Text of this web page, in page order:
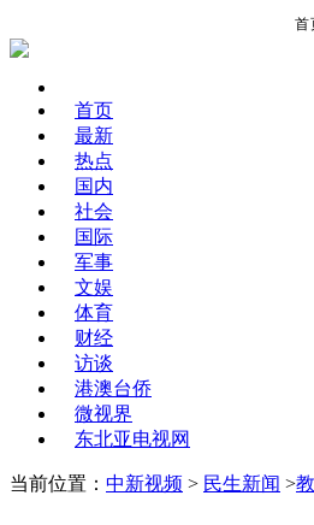
首
首页
最新
热点
国内
社会
国际
军事
文娱
体育
财经
访谈
港澳台侨
微视界
东北亚电视网
当前位置： 中新视频 > 民生新闻 >